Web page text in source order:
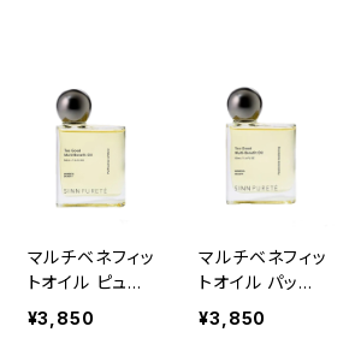
マルチベネフィッ
トオイル ピュリ
フィケーションオ
ブマインド
¥3,850
マルチベネフィッ
トオイル パッシ
ョネートアウェイ
クニング
¥3,850